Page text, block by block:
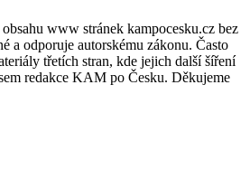
www stránek kampocesku.cz bez
a odporuje autorskému zákonu. Často
třetích stran, kde jejich další šíření
redakce KAM po Česku. Děkujeme